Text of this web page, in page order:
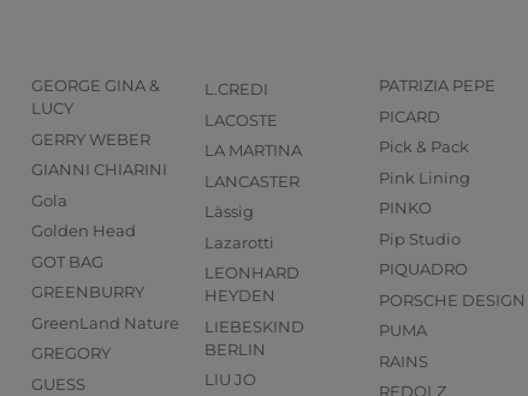
GEORGE GINA &
LUCY
GERRY WEBER
GIANNI CHIARINI
Gola
Golden Head
GOT BAG
GREENBURRY
GreenLand Nature
GREGORY
GUESS
L.CREDI
LACOSTE
LA MARTINA
LANCASTER
Lässig
Lazarotti
LEONHARD
HEYDEN
LIEBESKIND
BERLIN
LIU JO
PATRIZIA PEPE
PICARD
Pick & Pack
Pink Lining
PINKO
Pip Studio
PIQUADRO
PORSCHE DESIGN
PUMA
RAINS
REDOLZ